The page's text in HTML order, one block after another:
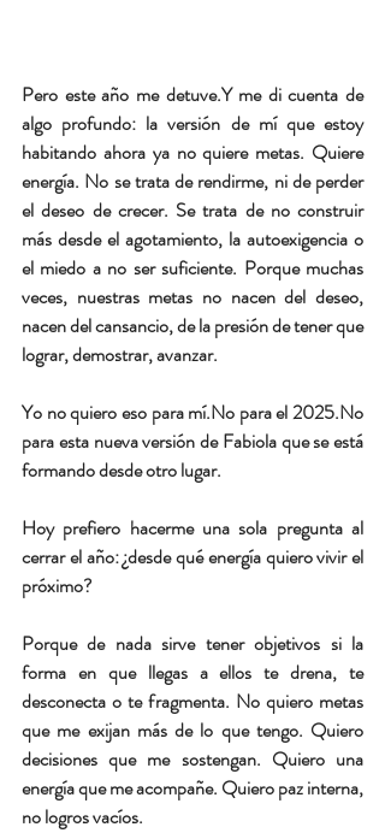
Pero este año me detuve.Y me di cuenta de
algo profundo: la versión de mí que estoy
habitando ahora ya no quiere metas. Quiere
energía. No se trata de rendirme, ni de perder
el deseo de crecer. Se trata de no construir
más desde el agotamiento, la autoexigencia o
el miedo a no ser suficiente. Porque muchas
veces, nuestras metas no nacen del deseo,
nacen del cansancio, de la presión de tener que
lograr, demostrar, avanzar.
Yo no quiero eso para mí.No para el 2025.No
para esta nueva versión de Fabiola que se está
formando desde otro lugar.
Hoy prefiero hacerme una sola pregunta al
cerrar el año: ¿desde qué energía quiero vivir el
próximo?
Porque de nada sirve tener objetivos si la
forma en que llegas a ellos te drena, te
desconecta o te fragmenta. No quiero metas
que me exijan más de lo que tengo. Quiero
decisiones que me sostengan. Quiero una
energía que me acompañe. Quiero paz interna,
no logros vacíos.